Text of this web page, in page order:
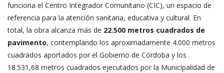
funciona el Centro Integrador Comunitario (CIC), un espacio de
referencia para la atención sanitaria, educativa y cultural. En
total, la obra alcanza más de 22.500 metros cuadrados de
pavimento, contemplando los aproximadamente 4.000 metros
cuadrados aportados por el Gobierno de Córdoba y los
18.531,68 metros cuadrados ejecutados por la Municipalidad de